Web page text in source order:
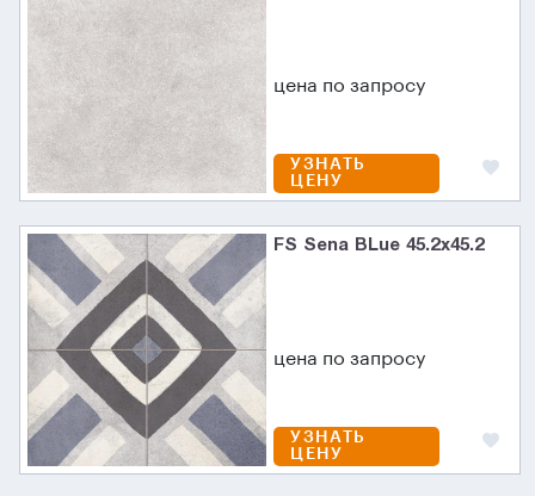
цена по запросу
УЗНАТЬ
ЦЕНУ
FS Sena BLue 45.2x45.2
цена по запросу
УЗНАТЬ
ЦЕНУ